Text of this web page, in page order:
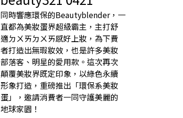
同時響應環保的Beautyblender，一
直都為美妝蛋界超級霸主，主打舒
適ㄉㄨㄞㄉㄨㄞ感好上妝，為下費
者打造出無瑕妝效，也是許多美妝
部落客、明星的愛用款。這次再次
顛覆美妝界既定印象，以綠色永續
形象打造，重磅推出「環保系美妝
蛋」，邀請消費者一同守護美麗的
地球家園！